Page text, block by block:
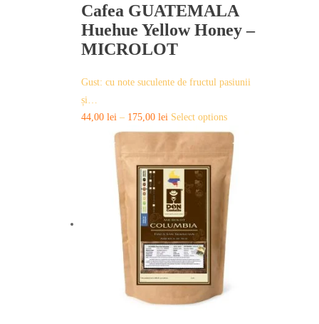
Cafea GUATEMALA
Huehue Yellow Honey –
MICROLOT
Gust: cu note suculente de fructul pasiunii
și…
44,00 lei – 175,00 lei Select optionsThis
product
has
multiple
variants.
The
options
may